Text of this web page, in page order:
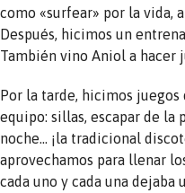
como «surfear» por la vida,
Después, hicimos un
También vino Aniol a hacer
Por la tarde, hicimos juegos
equipo: sillas, escapar de la
noche… ¡la tradicional
aprovechamos para llenar
cada uno y cada una dejaba